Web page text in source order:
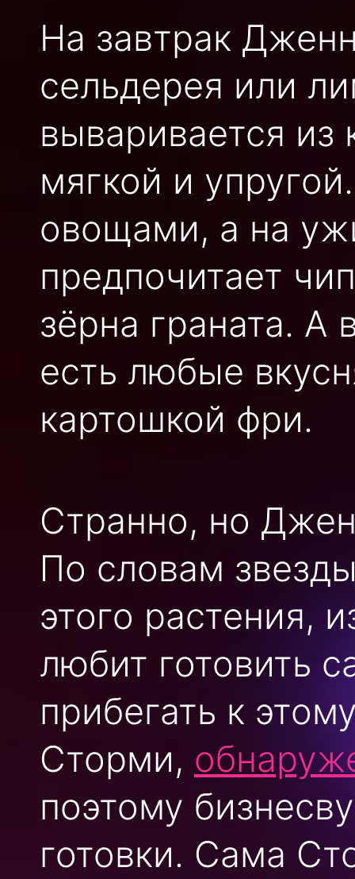
На завтрак
сельдерея или
вываривается из
мягкой и
овощами, а на
предпочитает
зёрна граната.
есть любые
картошкой фри.
Странно, но
По словам
этого растения,
любит готовить
прибегать к
Сторми,
поэтому
готовки. Сама